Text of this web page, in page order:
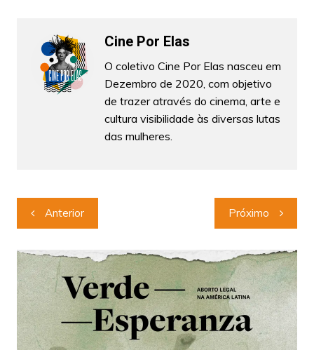
Cine Por Elas
O coletivo Cine Por Elas nasceu em
Dezembro de 2020, com objetivo
de trazer através do cinema, arte e
cultura visibilidade às diversas lutas
das mulheres.
Navegação
de
Post
Anterior Próximo